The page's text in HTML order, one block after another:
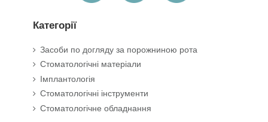
Категорії
Засоби по догляду за порожниною рота
Стоматологічні матеріали
Імплантологія
Стоматологічні інструменти
Стоматологічне обладнання